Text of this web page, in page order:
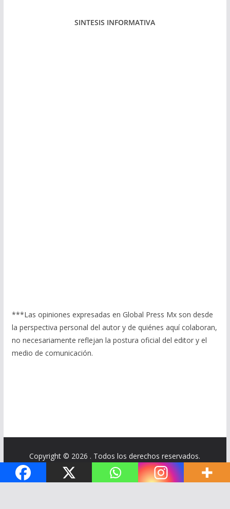
SINTESIS INFORMATIVA
***Las opiniones expresadas en Global Press Mx son desde
la perspectiva personal del autor y de quiénes aquí colaboran,
no necesariamente reflejan la postura oficial del editor y el
medio de comunicación.
Copyright © 2026 . Todos los derechos reservados.
Tema:
ColorMagpor ThemeGrill. Funciona conWordPress.